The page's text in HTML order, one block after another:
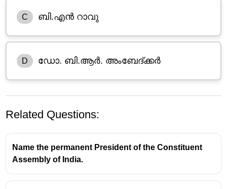
C ബി.എൻ റാവു
D ഡോ. ബി.ആർ. അംബേദ്ക്കർ
Related Questions:
Name the permanent President of the Constituent
Assembly of India.